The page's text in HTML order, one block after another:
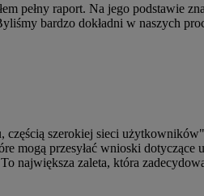
pełny raport. Na jego podstawie
bardzo dokładni w naszych
częścią szerokiej sieci
przesyłać wnioski dotyczące
największa zaleta, która